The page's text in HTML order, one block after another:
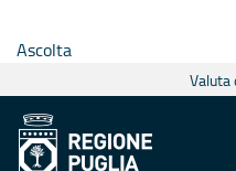
Ascolta
Valuta